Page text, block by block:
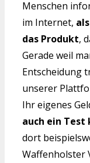
Menschen
im Internet,
das Produkt,
Gerade weil
Entscheidung
unserer
Ihr eigenes
auch ein Test
dort
Waffenholster